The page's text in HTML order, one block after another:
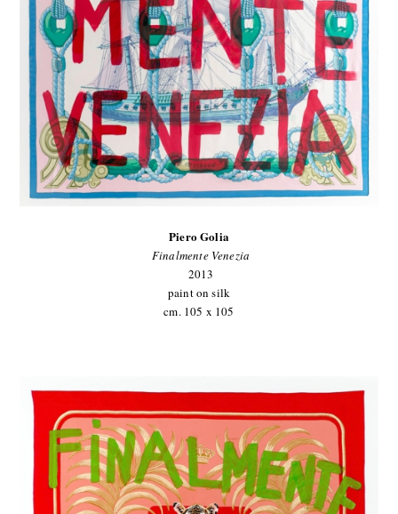
Piero Golia
Finalmente Venezia
2013
paint on silk
cm. 105 x 105